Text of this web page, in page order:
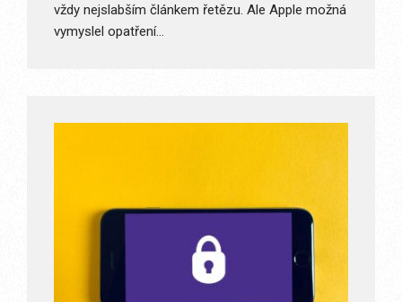
vždy nejslabším článkem řetězu. Ale Apple možná
vymyslel opatření…